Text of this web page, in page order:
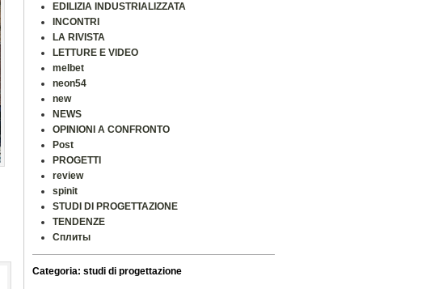
EDILIZIA INDUSTRIALIZZATA
INCONTRI
LA RIVISTA
LETTURE E VIDEO
melbet
neon54
new
NEWS
OPINIONI A CONFRONTO
Post
PROGETTI
review
spinit
STUDI DI PROGETTAZIONE
TENDENZE
Сплиты
Categoria: studi di progettazione